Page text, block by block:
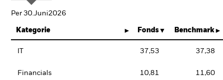
Per 30.Juni2026
Kategorie Fonds Benchmark
37,53 37,38
Financials 10,81 11,60